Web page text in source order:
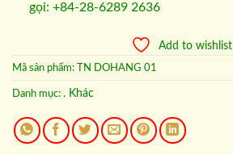
gọi: +84-28-6289 2636
Add to wishlist
Mã sản phẩm: TN DOHANG 01
Danh mục: . Khác